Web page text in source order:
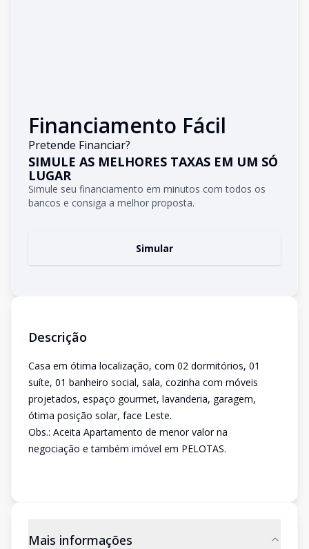
Financiamento Fácil
Pretende Financiar?
SIMULE AS MELHORES TAXAS EM UM SÓ
LUGAR
Simule seu financiamento em minutos com todos os
bancos e consiga a melhor proposta.
Simular
Descrição
Casa em ótima localização, com 02 dormitórios, 01
suíte, 01 banheiro social, sala, cozinha com móveis
projetados, espaço gourmet, lavanderia, garagem,
ótima posição solar, face Leste.
Obs.: Aceita Apartamento de menor valor na
negociação e também imóvel em PELOTAS.
Mais informações